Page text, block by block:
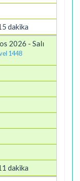
dakika
2026 - Salı
1448
dakika